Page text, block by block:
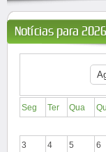
Notícias para 2026
Seg Ter Qua
3
4 5 6